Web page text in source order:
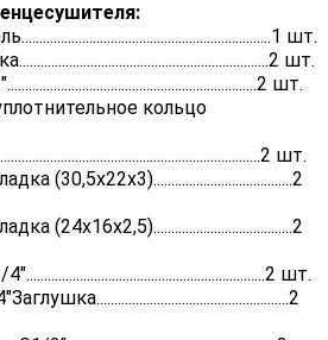
шт.
шт.
шт.
кольцо
шт.
(30,5х22х3).......................................2
(24х16х2,5).......................................2
шт.